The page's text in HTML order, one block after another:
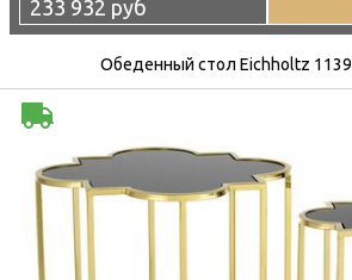
233 932 руб
Обеденный стол Eichholtz